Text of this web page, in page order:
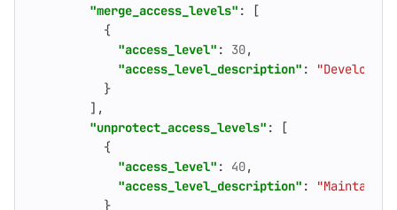
"merge_access_levels" :
[
{
"access_level" : 30,
"access_level_description" :
}
],
"unprotect_access_levels" :
[
{
"access_level" : 40,
"access_level_description" :
}